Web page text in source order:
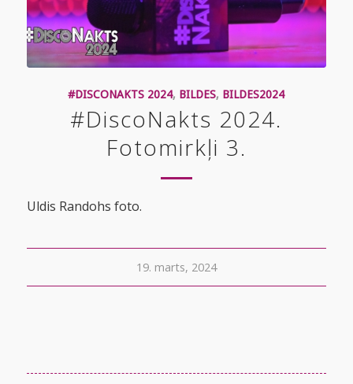
#DISCONAKTS 2024, BILDES, BILDES2024
#DiscoNakts 2024.
Fotomirkļi 3.
Uldis Randohs foto.
19. marts, 2024